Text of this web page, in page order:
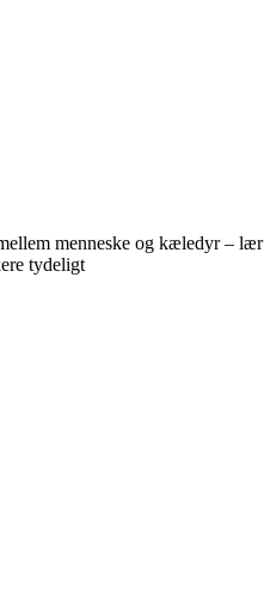
menneske og kæledyr – lær
tydeligt